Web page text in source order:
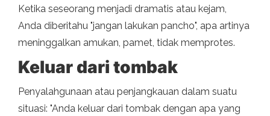
Ketika seseorang menjadi dramatis atau kejam,
Anda diberitahu "jangan lakukan pancho", apa artinya
meninggalkan amukan, pamet, tidak memprotes.
Keluar dari tombak
Penyalahgunaan atau penjangkauan dalam suatu
situasi: "Anda keluar dari tombak dengan apa yang